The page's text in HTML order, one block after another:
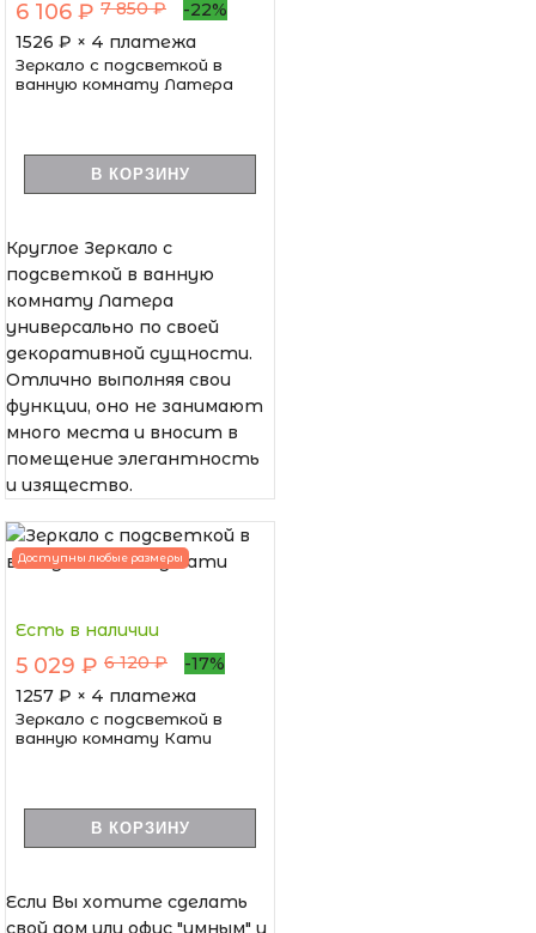
6 106 ₽ 7 850 ₽
-22%
1526 ₽ × 4 платежа
Зеркало с подсветкой в
ванную комнату Латера
В КОРЗИНУ
Круглое Зеркало с
подсветкой в ванную
комнату Латера
универсально по своей
декоративной сущности.
Отлично выполняя свои
функции, оно не занимают
много места и вносит в
помещение элегантность
и изящество.
Доступны любые размеры
Есть в наличии
5 029 ₽ 6 120 ₽
-17%
1257 ₽ × 4 платежа
Зеркало с подсветкой в
ванную комнату Кати
В КОРЗИНУ
Если Вы хотите сделать
свой дом или офис "умным" и